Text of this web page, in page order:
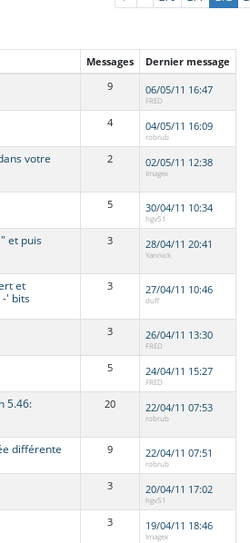
Messages Dernier message
9 06/05/11 16:47
FRED
4 04/05/11 16:09
robrub
votre
2 02/05/11 12:38
Imagex
5 30/04/11 10:34
hgv51
et puis
3 28/04/11 20:41
Yannick
et
-' bits
3 27/04/11 10:46
duff
3 26/04/11 13:30
FRED
5 24/04/11 15:27
FRED
5.46:
20 22/04/11 07:53
robrub
différente 9 22/04/11 07:51
robrub
3 20/04/11 17:02
hgv51
3 19/04/11 18:46
Imagex